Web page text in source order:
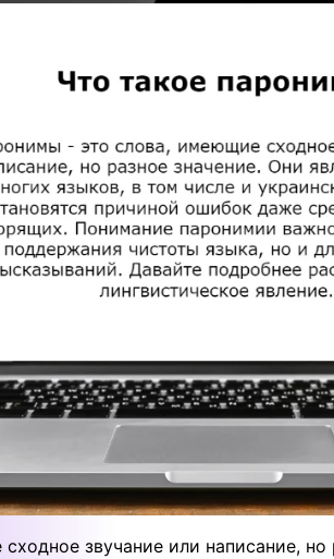
звучание или написание, но